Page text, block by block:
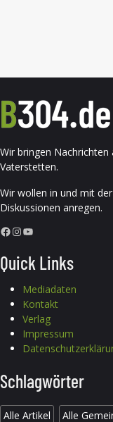
Wir bringen Nachrichten
Vaterstetten.
Wir wollen in und mit
Diskussionen anregen.
Facebook InstagramYouTube
Quick Links
Mediadaten
Kontakt
Verlag
Impressum
Schlagwörter
Alle Artikel Alle